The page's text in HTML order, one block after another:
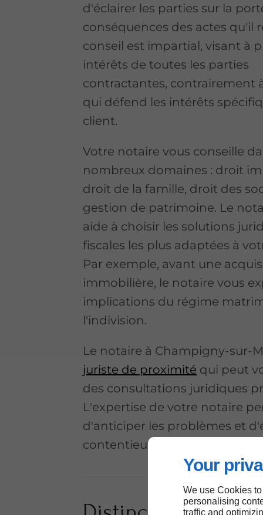
Your
We use Cookies
personalising
traffic and
d'éclairer les parties sur la
conséquences des actes qu'il
conseil est impartial, visant à
intérêts de toutes les parties
contractantes, contrairement
qui défend les intérêts
client.
Votre notaire vous conseille
nombreux domaines : droit
droit de la famille, droit des
gestion de patrimoine. Le
aide à choisir les solutions
fiscales les plus adaptées à
Par exemple, avant une
immobilière, le notaire vous
implications du régime
l'indivision.
Le notaire à Champigny-sur-
juriste de proximité qui peut
des consultations juridiques
L'expertise de votre notaire
d'anticiper les problèmes et
contentieux.